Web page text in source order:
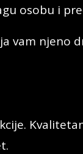
osobu i
vam njeno